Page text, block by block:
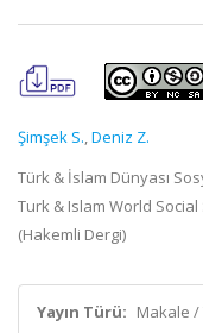
Şimşek S.,Deniz Z.
Türk & İslam Dünyası
Turk & Islam World Social
(Hakemli Dergi)
Yayın Türü: Makale /